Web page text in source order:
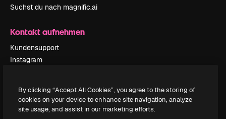
Suchst du nach magnific.ai
Kontakt aufnehmen
Kundensupport
Instagram
TikTok
Discord
By clicking “Accept All Cookies”, you agree to the storing of
cookies on your device to enhance site navigation, analyze
site usage, and assist in our marketing efforts.